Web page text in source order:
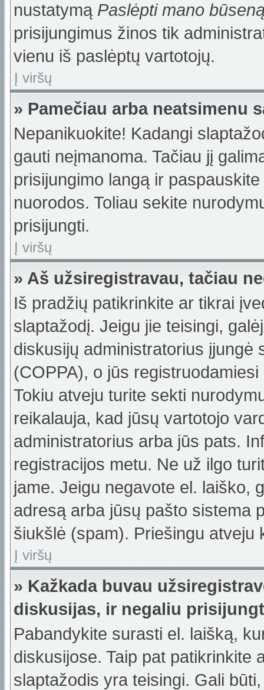
nustatymą Paslėpti mano
prisijungimus žinos tik
vienu iš paslėptų vartotojų.
Į viršų
» Pamečiau arba neatsimenu
Nepanikuokite! Kadangi
gauti neįmanoma. Tačiau jį
prisijungimo langą ir
nuorodos. Toliau sekite
prisijungti.
Į viršų
» Aš užsiregistravau, tačiau
Iš pradžių patikrinkite ar tikrai
slaptažodį. Jeigu jie teisingi,
diskusijų administratorius įjungė
(COPPA), o jūs
Tokiu atveju turite sekti
reikalauja, kad jūsų vartotojo
administratorius arba jūs pats.
registracijos metu. Ne už ilgo
jame. Jeigu negavote el. laiško,
adresą arba jūsų pašto sistema
šiukšlė (spam). Priešingu atveju
Į viršų
» Kažkada buvau
diskusijas, ir negaliu
Pabandykite surasti el. laišką,
diskusijose. Taip pat patikrinkite
slaptažodis yra teisingi. Gali